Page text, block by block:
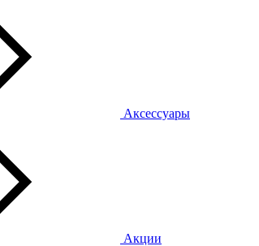
Аксессуары
Акции